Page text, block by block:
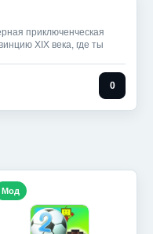
приключенческая
XIX века, где ты
0
Мод